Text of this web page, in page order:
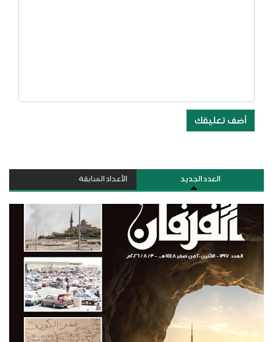
أضف تعليقك
العدد الجديد الأعداد السابقة